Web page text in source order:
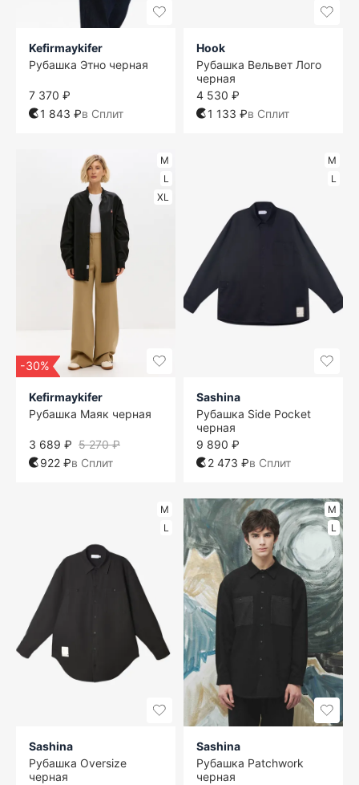
Kefirmaykifer
Рубашка Этно черная
7 370 ₽
1 843 ₽в Сплит
Hook
Рубашка Вельвет Лого
черная
4 530 ₽
1 133 ₽в Сплит
M
L
XL
-30%
Kefirmaykifer
Рубашка Маяк черная
5 270 ₽
3 689 ₽
922 ₽в Сплит
M
L
Sashina
Рубашка Side Pocket
черная
9 890 ₽
2 473 ₽в Сплит
M
L
Sashina
Рубашка Oversize
черная
M
L
Sashina
Рубашка Patchwork
черная